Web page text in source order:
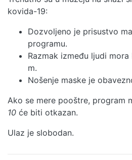
kovida-19:
Dozvoljeno je prisustvo
programu.
Razmak između ljudi
m.
Nošenje maske je
Ako se mere pooštre, program
10 će biti otkazan.
Ulaz je slobodan.